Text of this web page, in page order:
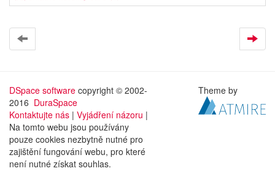
DSpace software copyright © 2002-
2016 DuraSpace
Kontaktujte nás | Vyjádření názoru |
Na tomto webu jsou používány
pouze cookies nezbytně nutné pro
zajištění fungování webu, pro které
není nutné získat souhlas.
Theme by